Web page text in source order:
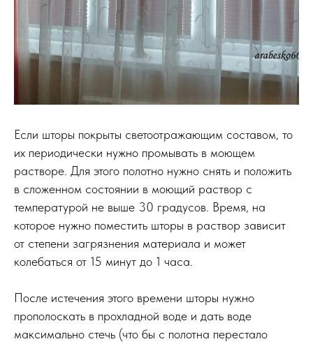
Если шторы покрыты светоотражающим составом, то
их периодически нужно промывать в моющем
растворе. Для этого полотно нужно снять и положить
в сложенном состоянии в моющий раствор с
температурой не выше 30 градусов. Время, на
которое нужно поместить шторы в раствор зависит
от степени загрязнения материала и может
колебаться от 15 минут до 1 часа.
После истечения этого времени шторы нужно
прополоскать в прохладной воде и дать воде
максимально стечь (что бы с полотна перестало